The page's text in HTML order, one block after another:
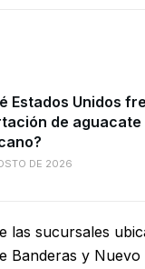
Estados Unidos
de aguacate
DE 2026
las sucursales
Banderas y